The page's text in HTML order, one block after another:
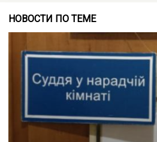
НОВОСТИ ПО ТЕМЕ